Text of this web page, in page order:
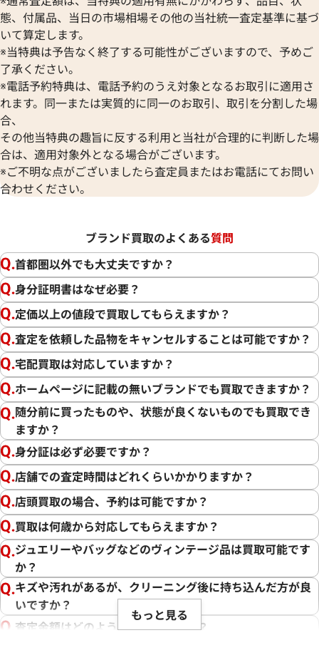
態、付属品、当日の市場相場その他の当社統一査定基準に基づ
いて算定します。
※当特典は予告なく終了する可能性がございますので、予めご
了承ください。
※電話予約特典は、電話予約のうえ対象となるお取引に適用さ
れます。同一または実質的に同一のお取引、取引を分割した場
合、
その他当特典の趣旨に反する利用と当社が合理的に判断した場
合は、適用対象外となる場合がございます。
※ご不明な点がございましたら査定員またはお電話にてお問い
合わせください。
ブランド買取のよくある質問
首都圏以外でも大丈夫ですか？
身分証明書はなぜ必要？
定価以上の値段で買取してもらえますか？
査定を依頼した品物をキャンセルすることは可能ですか？
宅配買取は対応していますか？
ホームページに記載の無いブランドでも買取できますか？
随分前に買ったものや、状態が良くないものでも買取でき
ますか？
身分証は必ず必要ですか？
店舗での査定時間はどれくらいかかりますか？
店頭買取の場合、予約は可能ですか？
買取は何歳から対応してもらえますか？
ジュエリーやバッグなどのヴィンテージ品は買取可能です
か？
キズや汚れがあるが、クリーニング後に持ち込んだ方が良
いですか？
査定金額はどのように決まりますか？
もっと見る